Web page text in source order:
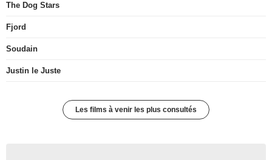
The Dog Stars
Fjord
Soudain
Justin le Juste
Les films à venir les plus consultés